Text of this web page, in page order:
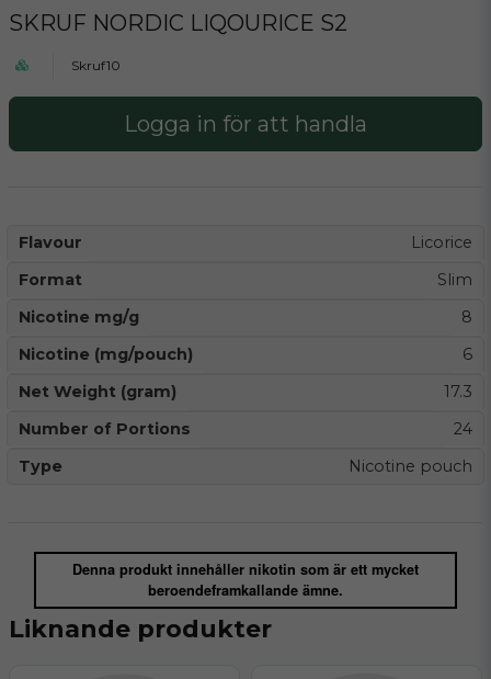
SKRUF NORDIC LIQOURICE S2
Skruf10
Logga in för att handla
Flavour
Licorice
Format
Slim
Nicotine mg/g
8
Nicotine (mg/pouch)
6
Net Weight (gram)
17.3
Number of Portions
24
Type
Nicotine pouch
Denna produkt innehåller nikotin som är ett mycket
beroendeframkallande ämne.
Liknande produkter